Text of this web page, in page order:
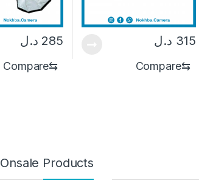
315 د.ل
⇆
Compare
285 د.ل
⇆
Compare
Onsale Products